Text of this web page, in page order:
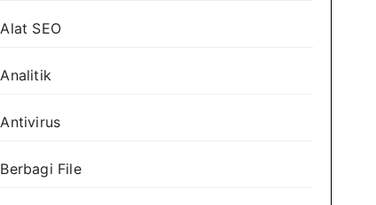
Alat SEO
Analitik
Antivirus
Berbagi File